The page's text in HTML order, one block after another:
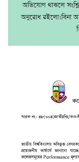
অভিযোগ থাকলে
অনুরোধ রইলো।বিনা